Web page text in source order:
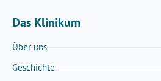
Das Klinikum
Über uns
Geschichte